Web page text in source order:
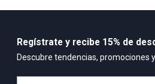
Regístrate y recibe 15% de
Descubre tendencias, promociones